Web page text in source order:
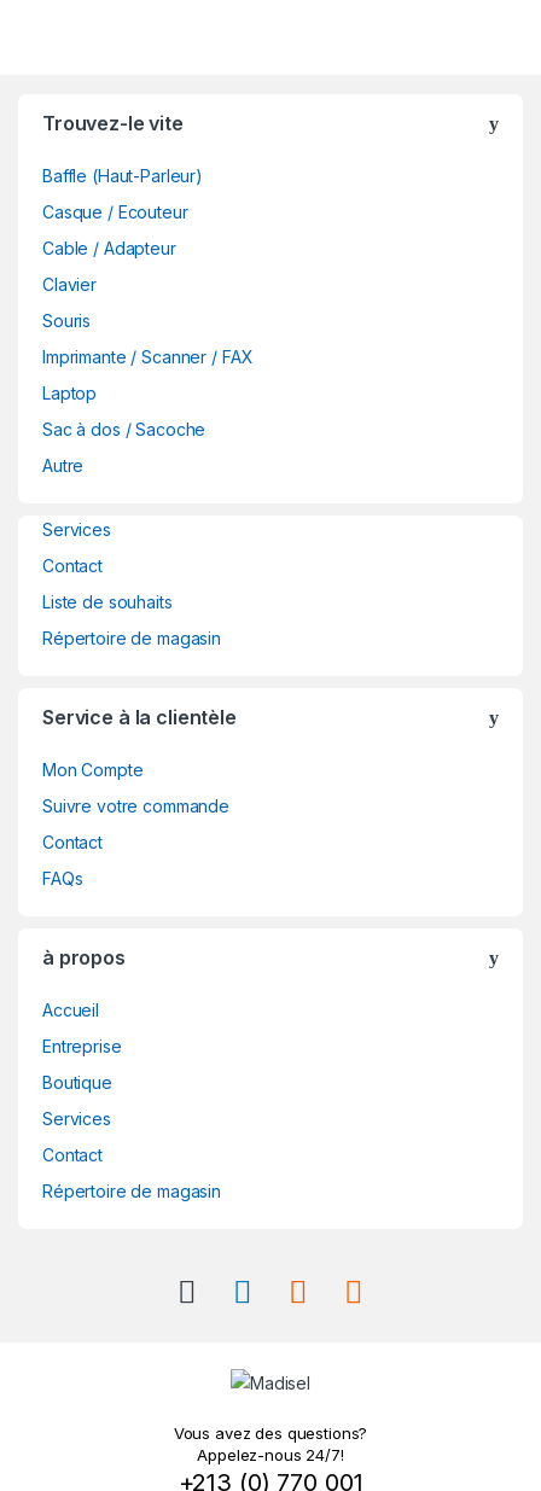
Trouvez-le vite
Baffle (Haut-Parleur)
Casque / Ecouteur
Cable / Adapteur
Clavier
Souris
Imprimante / Scanner / FAX
Laptop
Sac à dos / Sacoche
Autre
Services
Contact
Liste de souhaits
Répertoire de magasin
Service à la clientèle
Mon Compte
Suivre votre commande
Contact
FAQs
à propos
Accueil
Entreprise
Boutique
Services
Contact
Répertoire de magasin
Vous avez des questions?
Appelez-nous 24/7!
+213 (0) 770 001